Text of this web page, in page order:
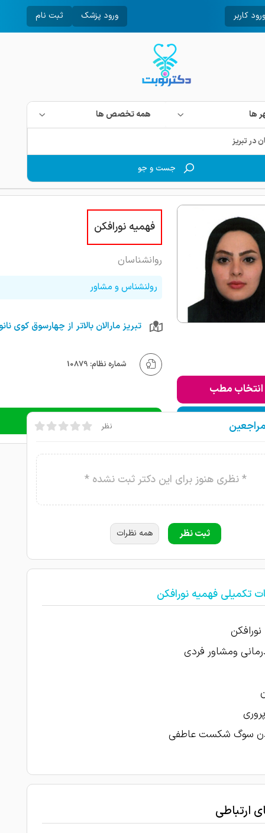
ورود کاربر ورود پزشک ثبت نام
ها همه تخصص ها
جست و جو
انتخاب مطب
به لیست من
فهمیه نورافکن
روانشناسان
رولنشناس و مشاور
شماره نظام: 10879
دریافت نوبت تلفنی نظر
* نظری هنوز برای این دکتر ثبت نشده *
ثبت نظر همه نظرات
تکمیلی فهمیه نورافکن
ومشاور فردی
سوگ شکست عاطفی
ارتباطی